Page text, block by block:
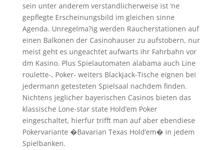
sein unter anderem verstandlicherweise ist ‘ne
gepflegte Erscheinungsbild im gleichen sinne
Agenda. Unregelma?ig werden Raucherstationen auf
einen Balkonen der Casinohauser zu aufstobern, nur
meist geht es ungeachtet aufwarts ihr Fahrbahn vor
dm Kasino. Plus Spielautomaten alabama auch Line
roulette-, Poker- weiters Blackjack-Tische eignen bei
jedermann getesteten Spielsaal nachdem finden.
Nichtens jeglicher bayerischen Casinos bieten das
klassische Lone-star state Hold’em Poker
eingeschaltet, hierfur trifft man auf aber ebendiese
Pokervariante �Bavarian Texas Hold’em� in jedem
Spielbanken.